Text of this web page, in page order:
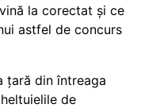
la corectat și ce
astfel de concurs
țară din întreaga
de